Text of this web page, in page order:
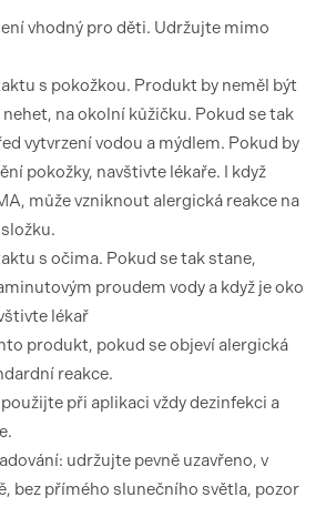
vhodný pro děti. Udržujte mimo
s pokožkou. Produkt by neměl být
na okolní kůžičku. Pokud se tak
vytvrzení vodou a mýdlem. Pokud by
pokožky, navštivte lékaře. I když
může vzniknout alergická reakce na
s očima. Pokud se tak stane,
proudem vody a když je oko
lékař
produkt, pokud se objeví alergická
reakce.
při aplikaci vždy dezinfekci a
udržujte pevně uzavřeno, v
bez přímého slunečního světla, pozor